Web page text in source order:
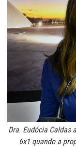
Dra. Eudócia Caldas
6x1 quando a